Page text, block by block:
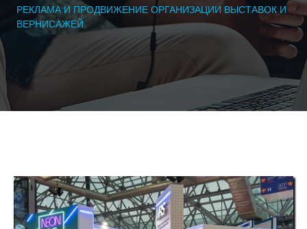
РЕКЛАМА И ПРОДВИЖЕНИЕ ОРГАНИЗАЦИИ ВЫСТАВОК И
ВЕРНИСАЖЕЙ